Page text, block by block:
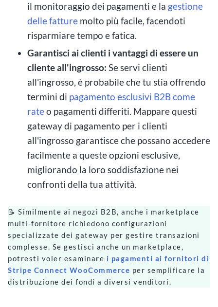
il monitoraggio dei pagamenti e la gestione
delle fatture molto più facile, facendoti
risparmiare tempo e fatica.
Garantisci ai clienti i vantaggi di essere un
cliente all'ingrosso: Se servi clienti
all'ingrosso, è probabile che tu stia offrendo
termini di pagamento esclusivi B2B come
rateo pagamenti differiti. Mappare questi
gateway di pagamento per i clienti
all'ingrosso garantisce che possano accedere
facilmente a queste opzioni esclusive,
migliorando la loro soddisfazione nei
confronti della tua attività.
📝 Similmente ai negozi B2B, anche i marketplace
multi-fornitore richiedono configurazioni
specializzate dei gateway per gestire transazioni
complesse. Se gestisci anche un marketplace,
potresti voler esaminare i pagamenti ai fornitori di
Stripe Connect WooCommerce per semplificare la
distribuzione dei fondi a diversi venditori.